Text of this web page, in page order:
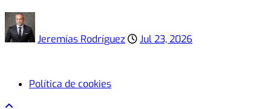
Jeremías Rodríguez Jul 23, 2026
Política de cookies